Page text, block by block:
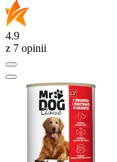
4.9
z 7 opinii